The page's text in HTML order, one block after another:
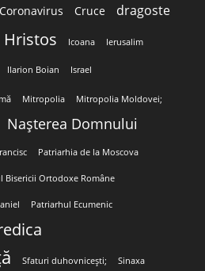
Coronavirus Cruce dragoste
Hristos Icoana Ierusalim
Ilarion Boian Israel
Mitropolia Mitropolia Moldovei;
Nașterea Domnului
Patriarhia de la Moscova
Bisericii Ortodoxe Române
Patriarhul Ecumenic
Sfaturi duhovnicești; Sinaxa